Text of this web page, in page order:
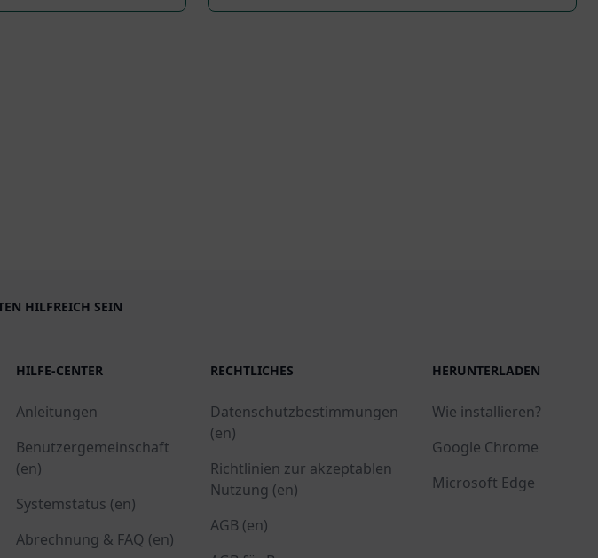
HILFREICH SEIN
HILFE-CENTER
Anleitungen
Benutzergemeinschaft
(en)
Systemstatus (en)
Abrechnung & FAQ (en)
RECHTLICHES
Datenschutzbestimmungen
(en)
Richtlinien zur akzeptablen
Nutzung (en)
AGB (en)
HERUNTERLADEN
Wie installieren?
Google Chrome
Microsoft Edge